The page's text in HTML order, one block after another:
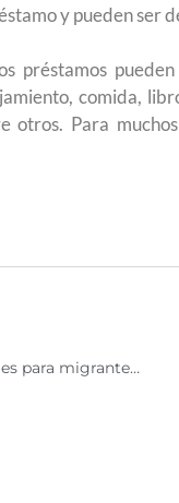
y pueden ser
préstamos
comida,
otros. Para
Información sobre derechos laborales para migrantes mexicanos en Estados Unidos